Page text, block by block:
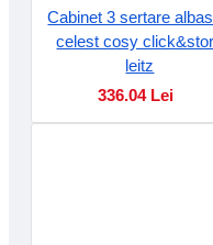
Cabinet 3 sertare
celest cosy
leitz
336.04 Lei